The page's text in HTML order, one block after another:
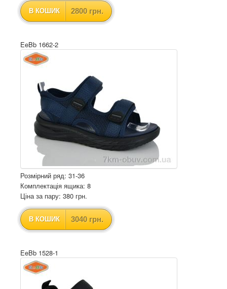
В КОШИК 2800 грн.
EeBb 1662-2
Розмірний ряд: 31-36
Комплектація ящика: 8
Ціна за пару: 380 грн.
В КОШИК 3040 грн.
EeBb 1528-1